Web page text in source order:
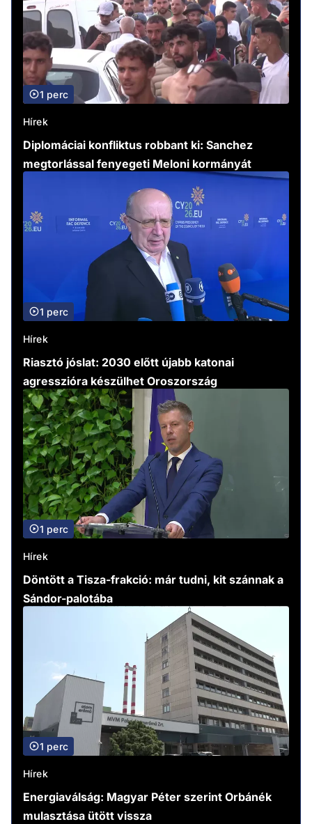
1 perc
Hírek
Diplomáciai konfliktus robbant ki: Sanchez
megtorlással fenyegeti Meloni kormányát
1 perc
Hírek
Riasztó jóslat: 2030 előtt újabb katonai
agresszióra készülhet Oroszország
1 perc
Hírek
Döntött a Tisza-frakció: már tudni, kit szánnak a
Sándor-palotába
1 perc
Hírek
Energiaválság: Magyar Péter szerint Orbánék
mulasztása ütött vissza